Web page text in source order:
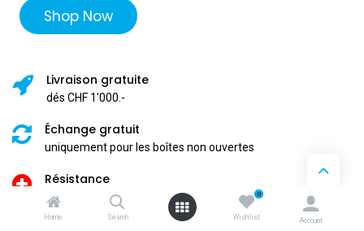
Home Search
0
Wishlist Account
Shop Now
Livraison gratuite
dés CHF 1'000.-
Échange gratuit
uniquement pour les boîtes non ouvertes
Résistance
Swiss Quality